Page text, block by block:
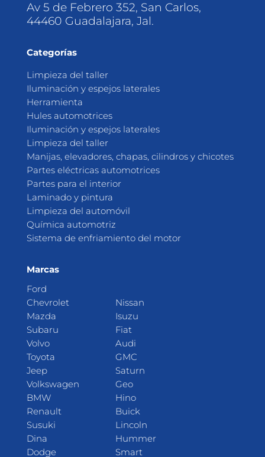
Av 5 de Febrero 352, San Carlos,
44460 Guadalajara, Jal.
Categorías
Limpieza del taller
Iluminación y espejos laterales
Herramienta
Hules automotrices
Iluminación y espejos laterales
Limpieza del taller
Manijas, elevadores, chapas, cilindros y chicotes
Partes eléctricas automotrices
Partes para el interior
Laminado y pintura
Limpieza del automóvil
Química automotriz
Sistema de enfriamiento del motor
Marcas
Ford
Chevrolet
Mazda
Subaru
Volvo
Toyota
Jeep
Volkswagen
BMW
Renault
Susuki
Dina
Dodge
Nissan
Isuzu
Fiat
Audi
GMC
Saturn
Geo
Hino
Buick
Lincoln
Hummer
Smart